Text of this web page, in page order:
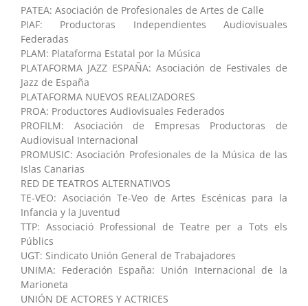
PATEA: Asociación de Profesionales de Artes de Calle
PIAF: Productoras Independientes Audiovisuales
Federadas
PLAM: Plataforma Estatal por la Música
PLATAFORMA JAZZ ESPAÑA: Asociación de Festivales de
Jazz de España
PLATAFORMA NUEVOS REALIZADORES
PROA: Productores Audiovisuales Federados
PROFILM: Asociación de Empresas Productoras de
Audiovisual Internacional
PROMUSIC: Asociación Profesionales de la Música de las
Islas Canarias
RED DE TEATROS ALTERNATIVOS
TE-VEO: Asociación Te-Veo de Artes Escénicas para la
Infancia y la Juventud
TTP: Associació Professional de Teatre per a Tots els
Públics
UGT: Sindicato Unión General de Trabajadores
UNIMA: Federación España: Unión Internacional de la
Marioneta
UNIÓN DE ACTORES Y ACTRICES